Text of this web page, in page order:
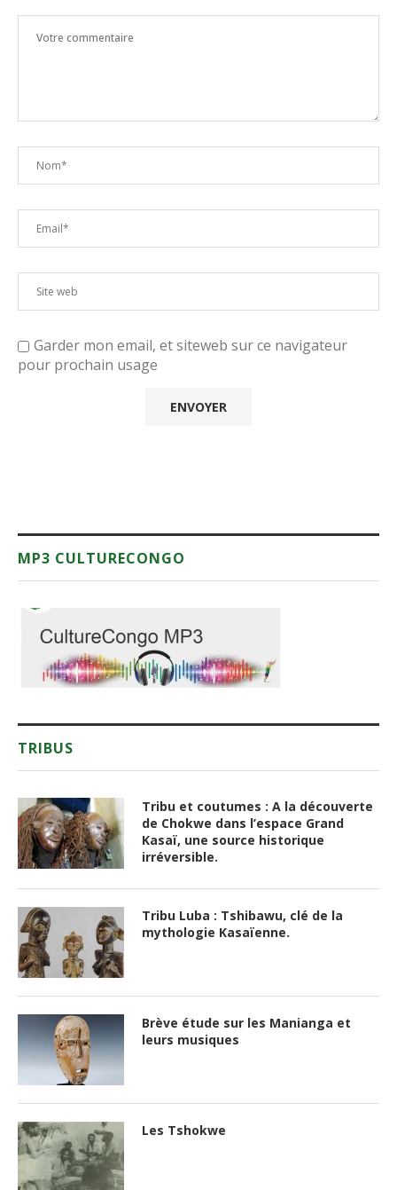
Garder mon email, et siteweb sur ce navigateur
pour prochain usage
MP3 CULTURECONGO
TRIBUS
Tribu et coutumes : A la découverte
de Chokwe dans l’espace Grand
Kasaï, une source historique
irréversible.
Tribu Luba : Tshibawu, clé de la
mythologie Kasaïenne.
Brève étude sur les Manianga et
leurs musiques
Les Tshokwe